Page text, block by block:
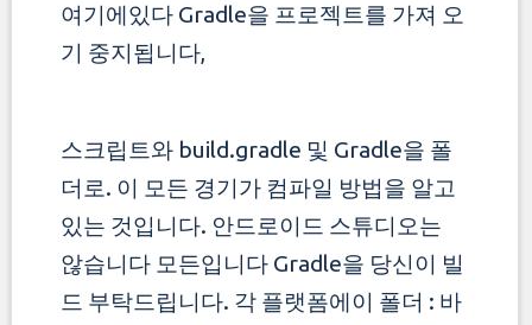
여기에있다 Gr​​adle을 프로젝트를 가져 오
기 중지됩니다,
스크립트와 build.gradle 및 Gradle을 폴
더로. 이 모든 경기가 컴파일 방법을 알고
있는 것입니다. 안드로이드 스튜디오는
않습니다 모든입니다 Gradle을 당신이 빌
드 부탁드립니다. 각 플랫폼에이 폴더 : 바